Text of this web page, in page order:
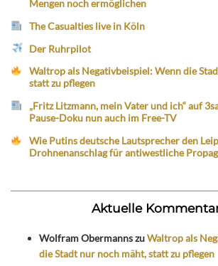
Mengen noch ermöglichen
The Casualties live in Köln
Der Ruhrpilot
Waltrop als Negativbeispiel: Wenn die
statt zu pflegen
„Fritz Litzmann, mein Vater und ich“ auf
Pause-Doku nun auch im Free-TV
Wie Putins deutsche Lautsprecher den
Drohnenanschlag für antiwestliche
Aktuelle
Wolfram ObermannszuWaltrop als
die Stadt nur noch mäht, statt zu pflegen